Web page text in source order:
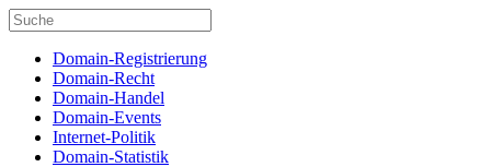
Domain-Registrierung
Domain-Recht
Domain-Handel
Domain-Events
Internet-Politik
Domain-Statistik